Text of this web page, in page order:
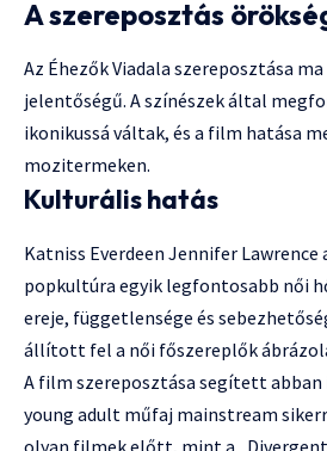
A szereposztás
Az Éhezők Viadala szereposztása
jelentőségű. A színészek által
ikonikussá váltak, és a film hatása
mozitermeken.
Kulturális hatás
Katniss Everdeen Jennifer Lawrence
popkultúra egyik legfontosabb női
ereje, függetlensége és
állított fel a női főszereplők
A film szereposztása segített abban
young adult műfaj mainstream
olyan filmek előtt, mint a